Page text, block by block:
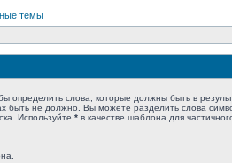
темы
определить слова, которые должны быть в
быть не должно. Вы можете разделить слова
Используйте * в качестве шаблона для